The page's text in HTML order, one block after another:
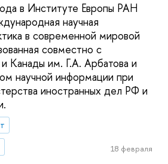
в Институте Европы РАН
научная
в современной мировой
совместно с
им. Г.А. Арбатова и
научной информации при
иностранных дел РФ и
18 февраля